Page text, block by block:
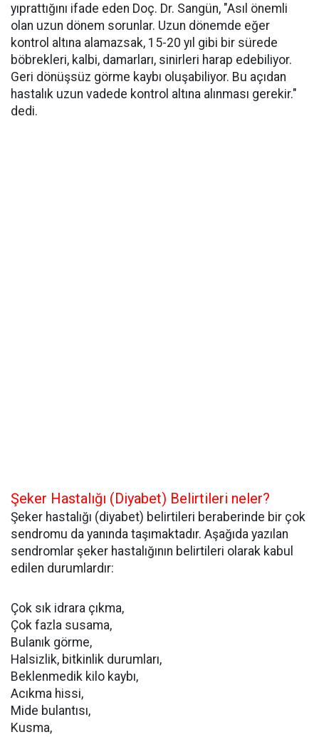
yıprattığını ifade eden Doç. Dr. Sangün, "Asıl önemli
olan uzun dönem sorunlar. Uzun dönemde eğer
kontrol altına alamazsak, 15-20 yıl gibi bir sürede
böbrekleri, kalbi, damarları, sinirleri harap edebiliyor.
Geri dönüşsüz görme kaybı oluşabiliyor. Bu açıdan
hastalık uzun vadede kontrol altına alınması gerekir."
dedi.
Şeker Hastalığı (Diyabet) Belirtileri neler?
Şeker hastalığı (diyabet) belirtileri beraberinde bir çok
sendromu da yanında taşımaktadır. Aşağıda yazılan
sendromlar şeker hastalığının belirtileri olarak kabul
edilen durumlardır:
Çok sık idrara çıkma,
Çok fazla susama,
Bulanık görme,
Halsizlik, bitkinlik durumları,
Beklenmedik kilo kaybı,
Acıkma hissi,
Mide bulantısı,
Kusma,